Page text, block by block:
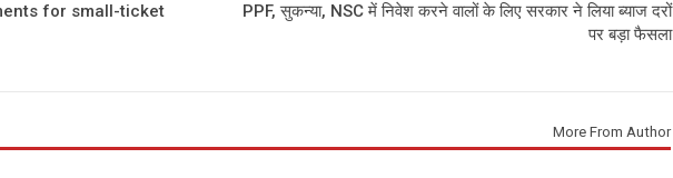
for small-ticket
PPF, सुकन्या, NSC में निवेश करने वालों के लिए सरकार ने लिया ब्याज दरों
पर बड़ा फैसला
More From Author